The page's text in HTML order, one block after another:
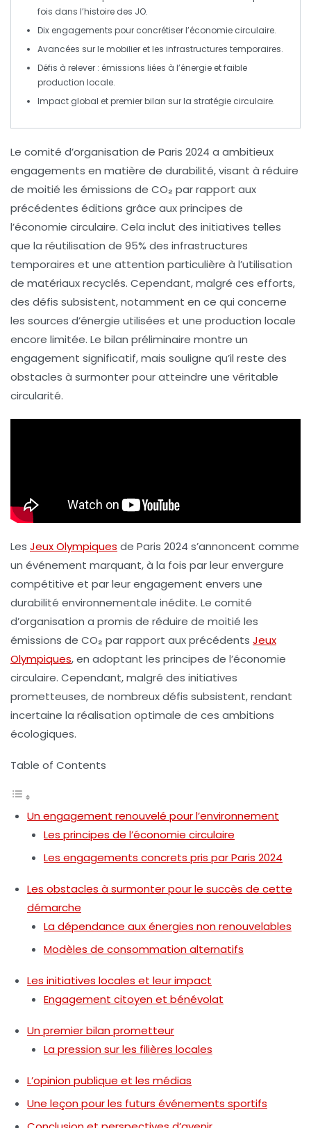
fois dans l’histoire des JO.
Dix engagements pour concrétiser l’économie circulaire.
Avancées sur lemobilier et les infrastructures temporaires.
Défis à relever : émissions liées à l’énergie et faible
production locale.
Impact global et premier bilan sur la stratégie circulaire.
Le comité d’organisation de Paris 2024 a ambitieux
engagements en matière de durabilité, visant à réduire
de moitié les émissions de CO₂ par rapport aux
précédentes éditions grâce aux principes de
l’économie circulaire. Cela inclut des initiatives telles
que la réutilisation de 95% des infrastructures
temporaires et une attention particulière à l’utilisation
de matériaux recyclés. Cependant, malgré ces efforts,
des défis subsistent, notamment en ce qui concerne
les sources d’énergie utilisées et une production locale
encore limitée. Le bilan préliminaire montre un
engagement significatif, mais souligne qu’il reste des
obstacles à surmonterpour atteindre une véritable
circularité.
Les Jeux Olympiques de Paris 2024 s’annoncent comme
un événement marquant, à la fois par leur envergure
compétitive et par leur engagement envers une
durabilité environnementale inédite. Le comité
d’organisation a promis de réduire de moitié les
émissions de CO₂ par rapport aux précédents Jeux
Olympiques, en adoptant les principes de l’économie
circulaire. Cependant, malgré des initiatives
prometteuses, de nombreux défis subsistent, rendant
incertaine la réalisation optimale de ces ambitions
écologiques.
Table of Contents
Un engagement renouvelé pour l’environnement
Les principes de l’économie circulaire
Les engagements concrets pris par Paris 2024
Les obstacles à surmonter pour le succès de cette
démarche
La dépendance aux énergies non renouvelables
Modèles de consommation alternatifs
Les initiatives locales et leur impact
Engagement citoyen et bénévolat
Un premier bilan prometteur
La pression sur les filières locales
L’opinion publique et les médias
Une leçon pour les futurs événements sportifs